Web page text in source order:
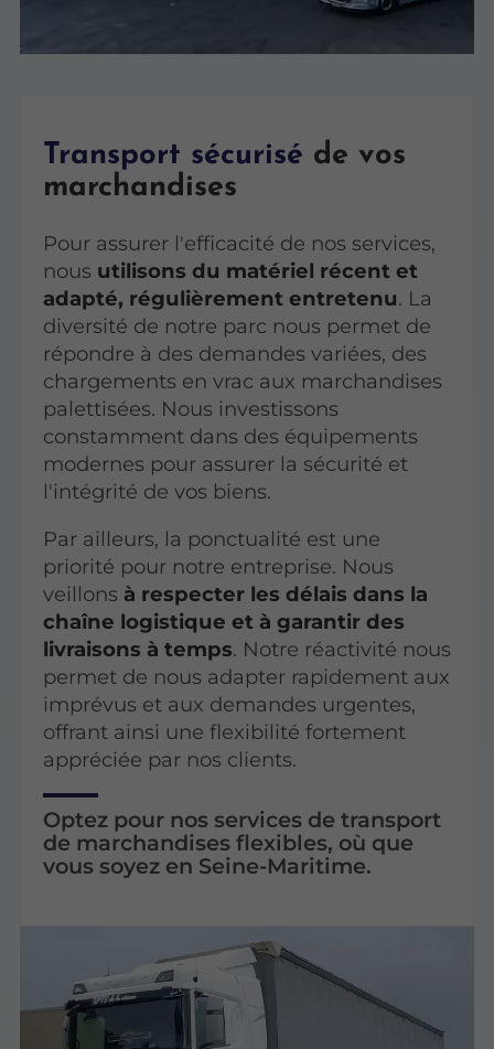
Transport sécurisé de vos
marchandises
Pour assurer l'efficacité de nos services,
nous utilisons du matériel récent et
adapté, régulièrement entretenu. La
diversité de notre parc nous permet de
répondre à des demandes variées, des
chargements en vrac aux marchandises
palettisées. Nous investissons
constamment dans des équipements
modernes pour assurer la sécurité et
l'intégrité de vos biens.
Par ailleurs, la ponctualité est une
priorité pour notre entreprise. Nous
veillons à respecter les délais dans la
chaîne logistique et à garantir des
livraisons à temps. Notre réactivité nous
permet de nous adapter rapidement aux
imprévus et aux demandes urgentes,
offrant ainsi une flexibilité fortement
appréciée par nos clients.
Optez pour nos services de transport
de marchandises flexibles, où que
vous soyez en Seine-Maritime.